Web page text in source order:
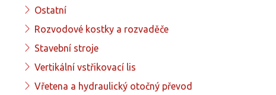
Ostatní
Rozvodové kostky a rozvaděče
Stavební stroje
Vertikální vstřikovací lis
Vřetena a hydraulický otočný převod